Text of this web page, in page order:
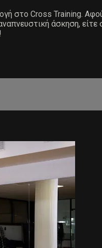
στο Cross Training.
άσκηση,